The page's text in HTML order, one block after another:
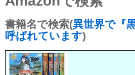
書籍名で検索(異世界で『
呼ばれています)